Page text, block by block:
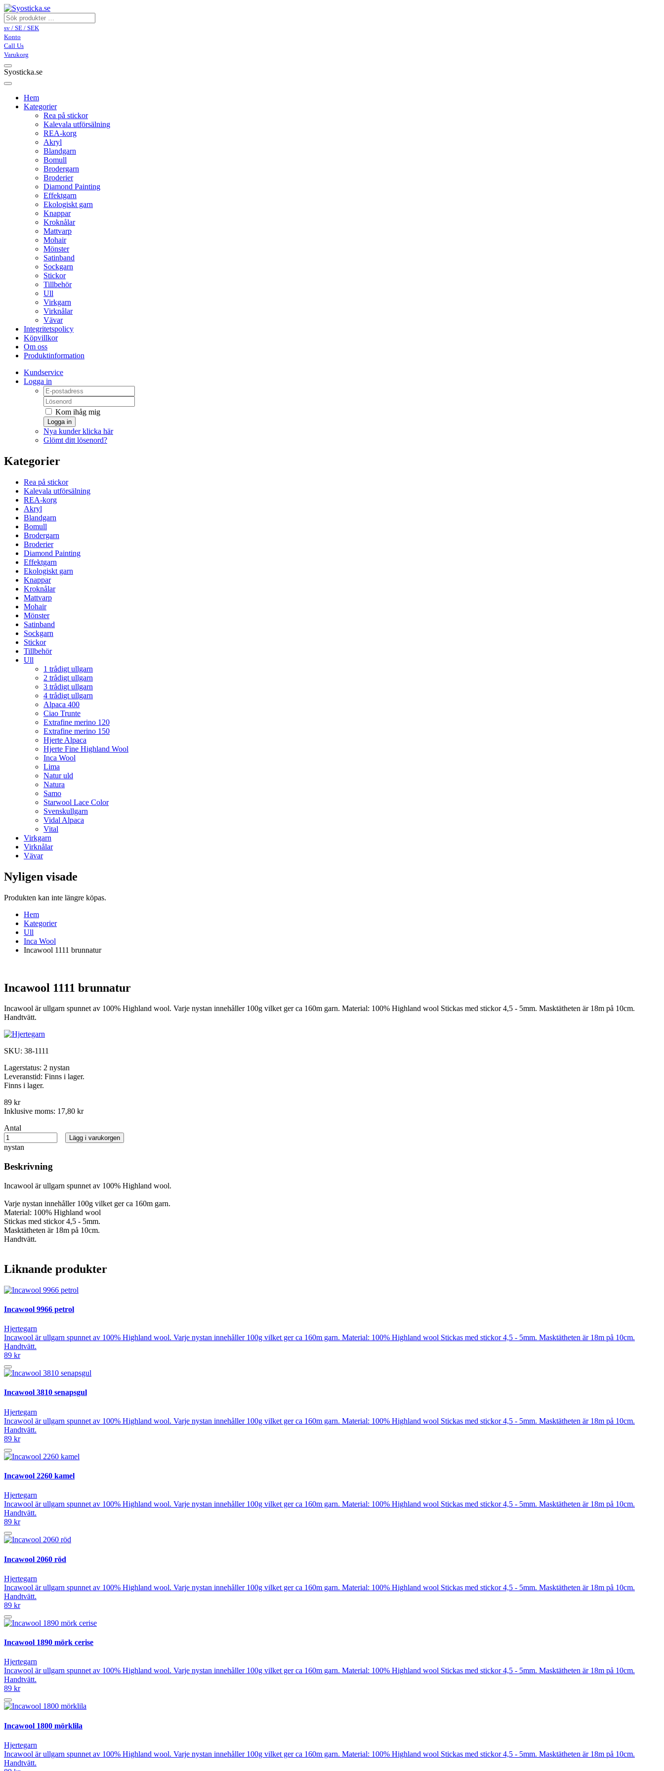
sv / SE / SEK
Konto
Call Us
Varukorg
Syosticka.se
Hem
Kategorier
Rea på stickor
Kalevala utförsälning
REA-korg
Akryl
Blandgarn
Bomull
Brodergarn
Broderier
Diamond Painting
Effektgarn
Ekologiskt garn
Knappar
Kroknålar
Mattvarp
Mohair
Mönster
Satinband
Sockgarn
Stickor
Tillbehör
Ull
Virkgarn
Virknålar
Vävar
Integritetspolicy
Köpvillkor
Om oss
Produktinformation
Kundservice
Logga in
Kom ihåg mig
Logga in
Nya kunder klicka här
Glömt ditt lösenord?
Kategorier
Rea på stickor
Kalevala utförsälning
REA-korg
Akryl
Blandgarn
Bomull
Brodergarn
Broderier
Diamond Painting
Effektgarn
Ekologiskt garn
Knappar
Kroknålar
Mattvarp
Mohair
Mönster
Satinband
Sockgarn
Stickor
Tillbehör
Ull
1 trådigt ullgarn
2 trådigt ullgarn
3 trådigt ullgarn
4 trådigt ullgarn
Alpaca 400
Ciao Trunte
Extrafine merino 120
Extrafine merino 150
Hjerte Alpaca
Hjerte Fine Highland Wool
Inca Wool
Lima
Natur uld
Natura
Samo
Starwool Lace Color
Svenskullgarn
Vidal Alpaca
Vital
Virkgarn
Virknålar
Vävar
Nyligen visade
Produkten kan inte längre köpas.
Hem
Kategorier
Ull
Inca Wool
Incawool 1111 brunnatur
Incawool 1111 brunnatur
Incawool är ullgarn spunnet av 100% Highland wool. Varje nystan innehåller 100g vilket ger ca 160m garn. Material: 100% Highland wool Stickas med stickor 4,5 - 5mm. Masktätheten är 18m på 10cm.
Handtvätt.
SKU: 38-1111
Lagerstatus: 2 nystan
Leveranstid: Finns i lager.
Finns i lager.
89 kr
Inklusive moms: 17,80 kr
Antal
nystan
Lägg i varukorgen
Beskrivning
Incawool är ullgarn spunnet av 100% Highland wool.
Varje nystan innehåller 100g vilket ger ca 160m garn.
Material: 100% Highland wool
Stickas med stickor 4,5 - 5mm.
Masktätheten är 18m på 10cm.
Handtvätt.
Liknande produkter
Incawool 9966 petrol
Hjertegarn
Incawool är ullgarn spunnet av 100% Highland wool. Varje nystan innehåller 100g vilket ger ca 160m garn. Material: 100% Highland wool Stickas med stickor 4,5 - 5mm. Masktätheten är 18m på 10cm.
Handtvätt.
89 kr
Incawool 3810 senapsgul
Hjertegarn
Incawool är ullgarn spunnet av 100% Highland wool. Varje nystan innehåller 100g vilket ger ca 160m garn. Material: 100% Highland wool Stickas med stickor 4,5 - 5mm. Masktätheten är 18m på 10cm.
Handtvätt.
89 kr
Incawool 2260 kamel
Hjertegarn
Incawool är ullgarn spunnet av 100% Highland wool. Varje nystan innehåller 100g vilket ger ca 160m garn. Material: 100% Highland wool Stickas med stickor 4,5 - 5mm. Masktätheten är 18m på 10cm.
Handtvätt.
89 kr
Incawool 2060 röd
Hjertegarn
Incawool är ullgarn spunnet av 100% Highland wool. Varje nystan innehåller 100g vilket ger ca 160m garn. Material: 100% Highland wool Stickas med stickor 4,5 - 5mm. Masktätheten är 18m på 10cm.
Handtvätt.
89 kr
Incawool 1890 mörk cerise
Hjertegarn
Incawool är ullgarn spunnet av 100% Highland wool. Varje nystan innehåller 100g vilket ger ca 160m garn. Material: 100% Highland wool Stickas med stickor 4,5 - 5mm. Masktätheten är 18m på 10cm.
Handtvätt.
89 kr
Incawool 1800 mörklila
Hjertegarn
Incawool är ullgarn spunnet av 100% Highland wool. Varje nystan innehåller 100g vilket ger ca 160m garn. Material: 100% Highland wool Stickas med stickor 4,5 - 5mm. Masktätheten är 18m på 10cm.
Handtvätt.